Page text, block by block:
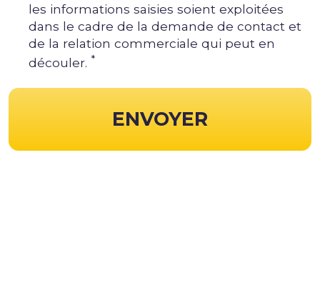
les informations saisies soient exploitées
dans le cadre de la demande de contact et
de la relation commerciale qui peut en
découler. *
ENVOYER